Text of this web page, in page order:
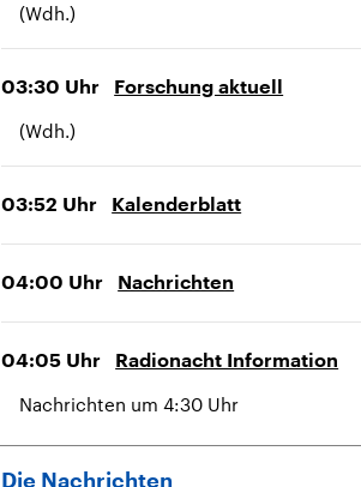
(Wdh.)
03:30 Uhr Forschung aktuell
(Wdh.)
03:52 Uhr Kalenderblatt
04:00 Uhr Nachrichten
04:05 Uhr Radionacht Information
Nachrichten um 4:30 Uhr
Die Nachrichten